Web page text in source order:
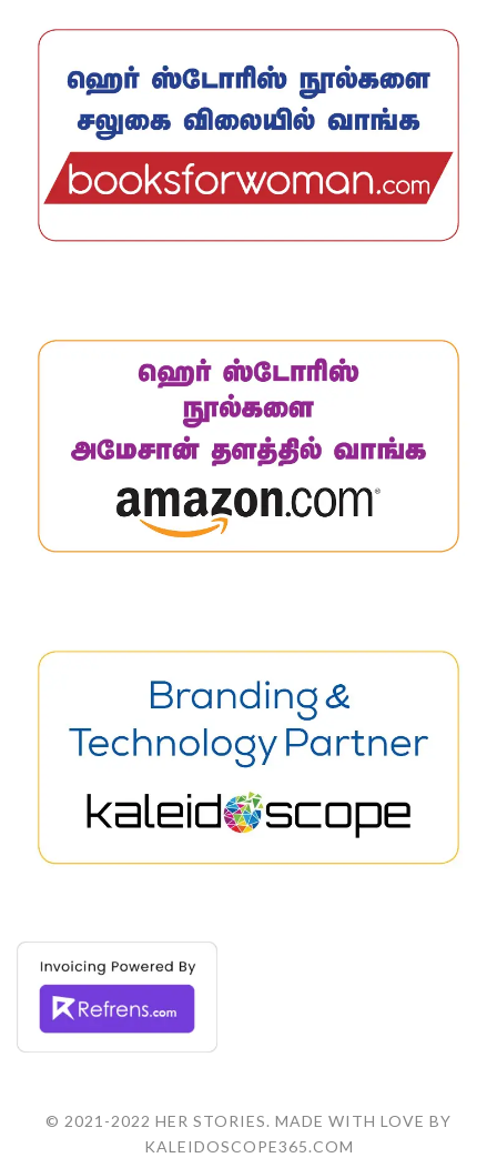
© 2021-2022 HER STORIES. MADE WITH LOVE BY
KALEIDOSCOPE365.COM